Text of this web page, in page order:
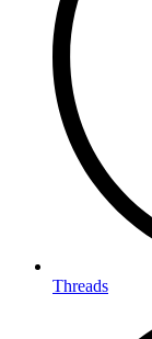
Threads